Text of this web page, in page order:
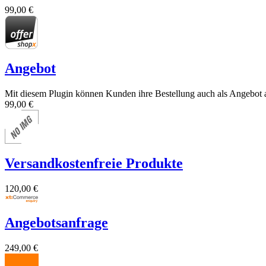
99,00 €
Angebot
Mit diesem Plugin können Kunden ihre Bestellung auch als Angebot
99,00 €
Versandkostenfreie Produkte
120,00 €
Angebotsanfrage
249,00 €